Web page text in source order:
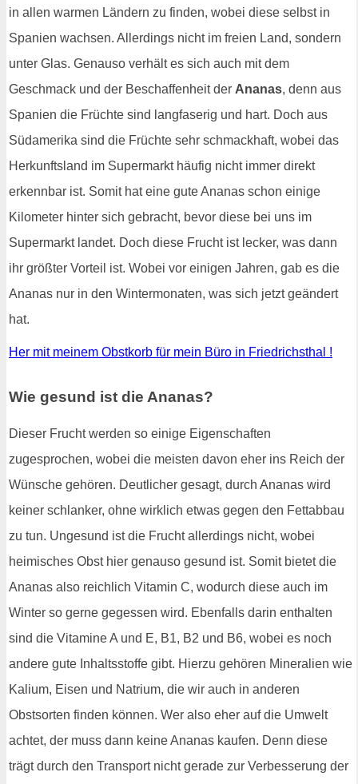
in allen warmen Ländern zu finden, wobei diese selbst in
Spanien wachsen. Allerdings nicht im freien Land, sondern
unter Glas. Genauso verhält es sich auch mit dem
Geschmack und der Beschaffenheit der Ananas, denn aus
Spanien die Früchte sind langfaserig und hart. Doch aus
Südamerika sind die Früchte sehr schmackhaft, wobei das
Herkunftsland im Supermarkt häufig nicht immer direkt
erkennbar ist. Somit hat eine gute Ananas schon einige
Kilometer hinter sich gebracht, bevor diese bei uns im
Supermarkt landet. Doch diese Frucht ist lecker, was dann
ihr größter Vorteil ist. Wobei vor einigen Jahren, gab es die
Ananas nur in den Wintermonaten, was sich jetzt geändert
hat.
Her mit meinem Obstkorb für mein Büro in Friedrichsthal !
Wie gesund ist die Ananas?
Dieser Frucht werden so einige Eigenschaften
zugesprochen, wobei die meisten davon eher ins Reich der
Wünsche gehören. Deutlicher gesagt, durch Ananas wird
keiner schlanker, ohne wirklich etwas gegen den Fettabbau
zu tun. Ungesund ist die Frucht allerdings nicht, wobei
heimisches Obst hier genauso gesund ist. Somit bietet die
Ananas also reichlich Vitamin C, wodurch diese auch im
Winter so gerne gegessen wird. Ebenfalls darin enthalten
sind die Vitamine A und E, B1, B2 und B6, wobei es noch
andere gute Inhaltsstoffe gibt. Hierzu gehören Mineralien wie
Kalium, Eisen und Natrium, die wir auch in anderen
Obstsorten finden können. Wer also eher auf die Umwelt
achtet, der muss dann keine Ananas kaufen. Denn diese
trägt durch den Transport nicht gerade zur Verbesserung der